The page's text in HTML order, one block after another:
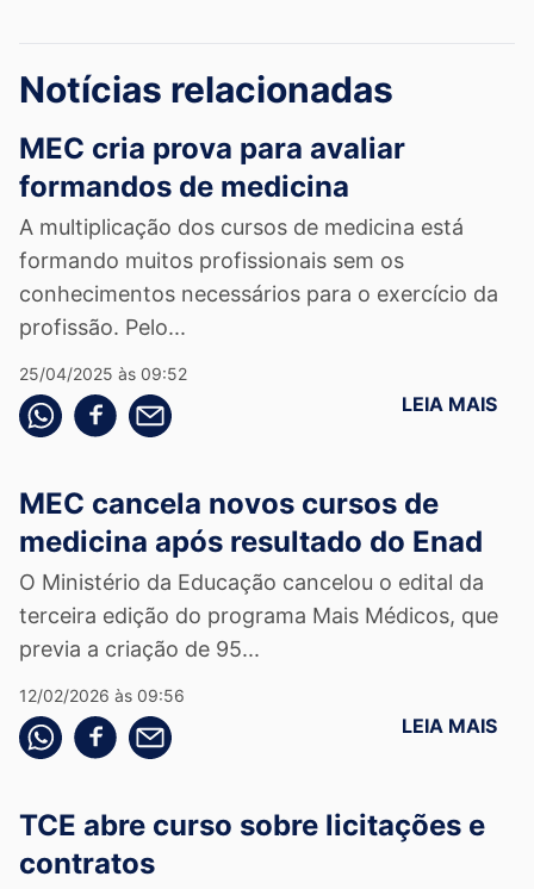
Notícias relacionadas
MEC cria prova para avaliar
formandos de medicina
A multiplicação dos cursos de medicina está
formando muitos profissionais sem os
conhecimentos necessários para o exercício da
profissão. Pelo...
25/04/2025 às 09:52
Compartilhe pelo whatsapp
Compartilhar no facebook
Compartilhe pelo email LEIA MAIS
MEC cancela novos cursos de
medicina após resultado do Enad
O Ministério da Educação cancelou o edital da
terceira edição do programa Mais Médicos, que
previa a criação de 95...
12/02/2026 às 09:56
Compartilhe pelo whatsapp
Compartilhar no facebook
Compartilhe pelo email LEIA MAIS
TCE abre curso sobre licitações e
contratos